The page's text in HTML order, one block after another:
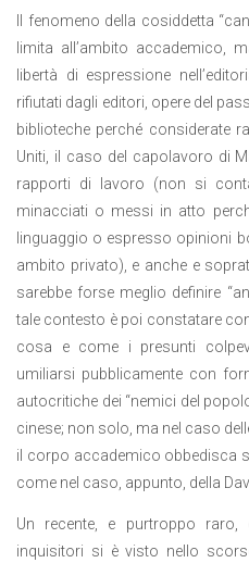
Il fenomeno della cosiddetta
limita all’ambito accademico,
libertà di espressione
rifiutati dagli editori, opere del
biblioteche perché considerate
Uniti, il caso del capolavoro di
rapporti di lavoro (non si
minacciati o messi in atto
linguaggio o espresso opinioni
ambito privato), e anche e
sarebbe forse meglio definire
tale contesto è poi constatare
cosa e come i presunti
umiliarsi pubblicamente con
autocritiche dei “nemici del
cinese; non solo, ma nel caso
il corpo accademico obbedisca
come nel caso, appunto, della
Un recente, e purtroppo
inquisitori si è visto nello